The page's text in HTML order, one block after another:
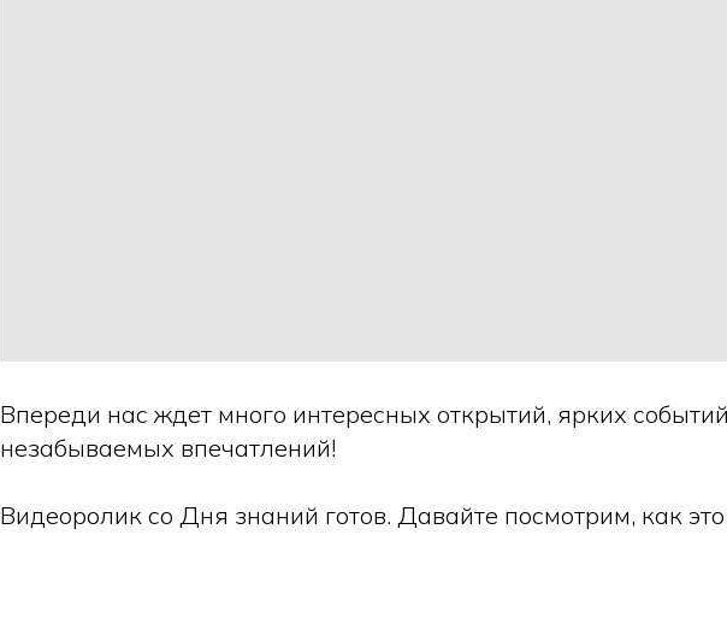
Впереди нас ждет много интересных открытий, ярких
незабываемых впечатлений!
Видеоролик со Дня знаний готов. Давайте посмотрим, как